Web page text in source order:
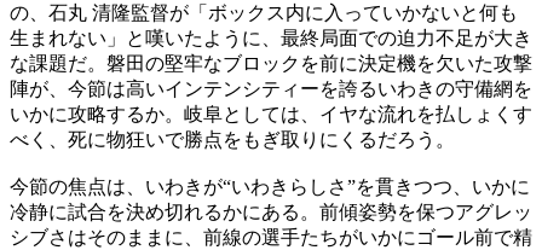
の、石丸 清隆監督が「ボックス内に入っていかないと何も
生まれない」と嘆いたように、最終局面での迫力不足が大き
な課題だ。磐田の堅牢なブロックを前に決定機を欠いた攻撃
陣が、今節は高いインテンシティーを誇るいわきの守備網を
いかに攻略するか。岐阜としては、イヤな流れを払しょくす
べく、死に物狂いで勝点をもぎ取りにくるだろう。
今節の焦点は、いわきが“いわきらしさ”を貫きつつ、いかに
冷静に試合を決め切れるかにある。前傾姿勢を保つアグレッ
シブさはそのままに、前線の選手たちがいかにゴール前で精